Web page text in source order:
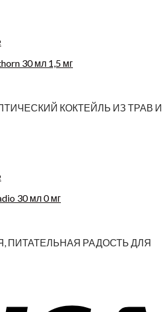
30 мл 1,5 мг
КОКТЕЙЛЬ ИЗ ТРАВ И
30 мл 0 мг
ПИТАТЕЛЬНАЯ РАДОСТЬ ДЛЯ